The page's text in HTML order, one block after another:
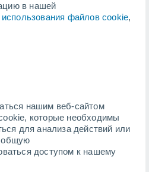
в нашей
использования файлов cookie,
нашим веб-сайтом
которые необходимы
для анализа действий или
общую
доступом к нашему